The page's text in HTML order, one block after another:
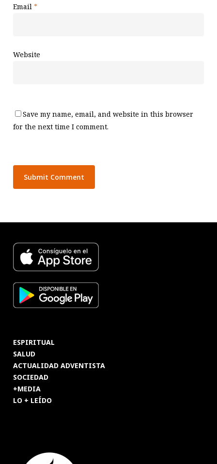
Email *
Website
Save my name, email, and website in this browser
for the next time I comment.
ESPIRITUAL
SALUD
ACTUALIDAD ADVENTISTA
SOCIEDAD
+MEDIA
LO + LEÍDO